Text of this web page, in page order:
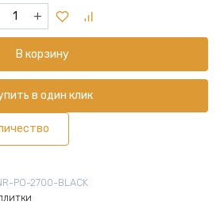
В корзину
в один клик
PO-2700-BLACK